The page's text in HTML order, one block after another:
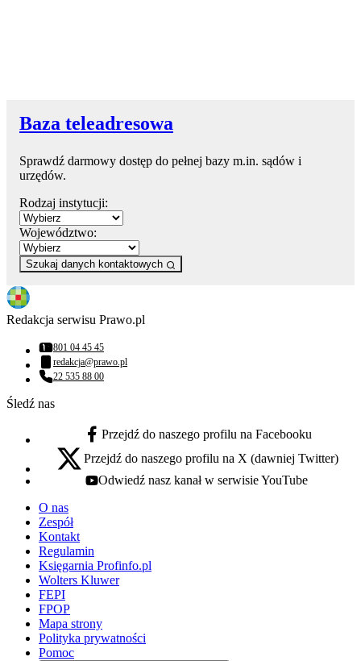
Baza teleadresowa
Sprawdź darmowy dostęp do pełnej bazy m.in. sądów i
urzędów.
Rodzaj instytucji:
Województwo:
Szukaj danych kontaktowych
Redakcja serwisu Prawo.pl
Numer telefonu:
801 04 45 45
Adres email:
redakcja@prawo.pl
Numer telefonu:
22 535 88 00
Śledź nas
facebook - otwiera się w nowej karcie
Przejdź do naszego profilu na Facebooku
x - otwiera się w nowej karcie
Przejdź do naszego profilu na X (dawniej Twitter)
youtube - otwiera się w nowej karcie
Odwiedź nasz kanał w serwisie YouTube
O nas
Zespół
Kontakt
Regulamin
Księgarnia Profinfo.pl
Wolters Kluwer
FEPI
FPOP
Mapa strony
Polityka prywatności
Pomoc